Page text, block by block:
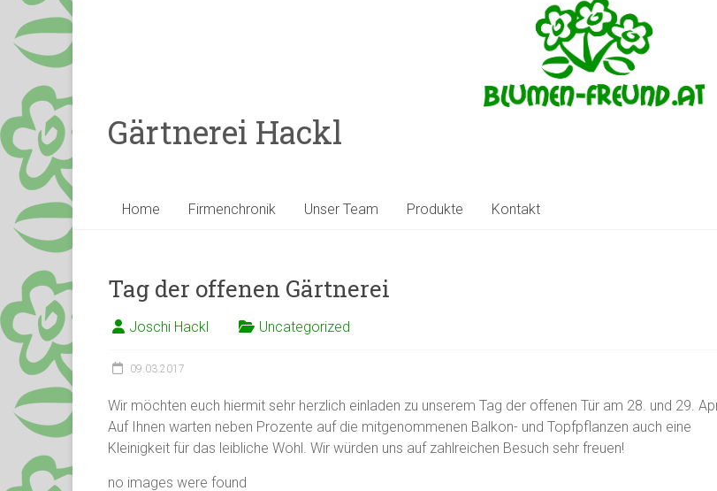
Gärtnerei Hackl
Home Firmenchronik Unser Team Produkte Kontakt
Tag der offenen Gärtnerei
Joschi Hackl Uncategorized
09.03.2017
Wir möchten euch hiermit sehr herzlich einladen zu unserem Tag der offenen Tür am 28. und 29.
Auf Ihnen warten neben Prozente auf die mitgenommenen Balkon- und Topfpflanzen auch eine
Kleinigkeit für das leibliche Wohl. Wir würden uns auf zahlreichen Besuch sehr freuen!
no images were found